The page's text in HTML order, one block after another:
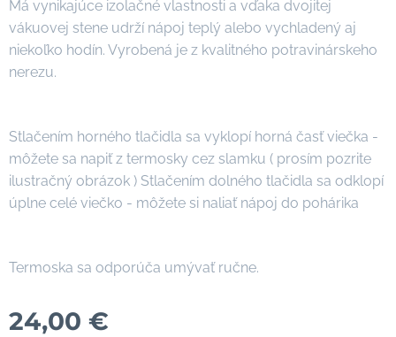
Má vynikajúce izolačné vlastnosti a vďaka dvojitej
vákuovej stene udrží nápoj teplý alebo vychladený aj
niekoľko hodín. Vyrobená je z kvalitného potravinárskeho
nerezu.
Stlačením horného tlačidla sa vyklopí horná časť viečka -
môžete sa napiť z termosky cez slamku ( prosím pozrite
ilustračný obrázok ) Stlačením dolného tlačidla sa odklopí
úplne celé viečko - môžete si naliať nápoj do pohárika
Termoska sa odporúča umývať ručne.
24,00 €